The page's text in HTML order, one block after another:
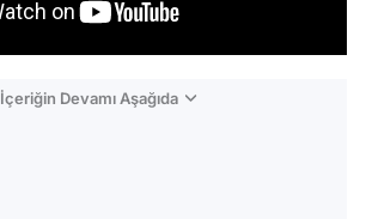
İçeriğin Devamı Aşağıda